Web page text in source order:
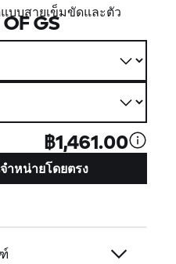
GS
บบสายเข็มขัดและตัว
฿1,461.00
ำหน่ายโดยตรง